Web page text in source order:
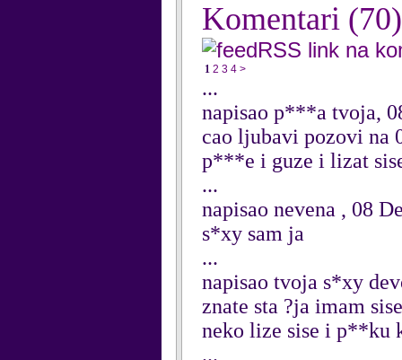
Komentari (70)
RSS link na
1 2 3 4 >
...
napisao p***a tvoja,
cao ljubavi pozovi na
p***e i guze i lizat
...
napisao nevena , 08
s*xy sam ja
...
napisao tvoja s*xy
znate sta ?ja imam
neko lize sise i p**ku
...